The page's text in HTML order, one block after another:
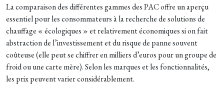
La comparaison des différentes gammes des PAC offre un aperçu
essentiel pour les consommateurs à la recherche de solutions de
chauffage « écologiques » et relativement économiques si on fait
abstraction de l’investissement et du risque de panne souvent
coûteuse (elle peut se chiffrer en milliers d’euros pour un groupe de
froid ou une carte mère). Selon les marques et les fonctionnalités,
les prix peuvent varier considérablement. ​